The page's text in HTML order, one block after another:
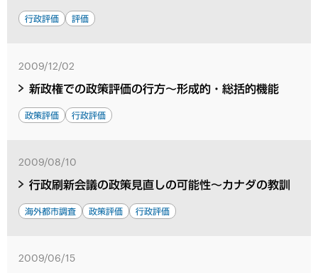
行政評価 評価
2009/12/02
新政権での政策評価の行方～形成的・総括的機能
政策評価 行政評価
2009/08/10
行政刷新会議の政策見直しの可能性～カナダの教訓
海外都市調査 政策評価 行政評価
2009/06/15